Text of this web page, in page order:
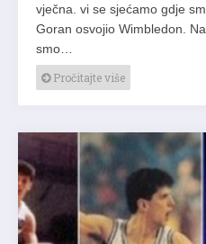
vječna. vi se sjećamo gdje
Goran osvojio Wimbledon.
smo…
Pročitajte više